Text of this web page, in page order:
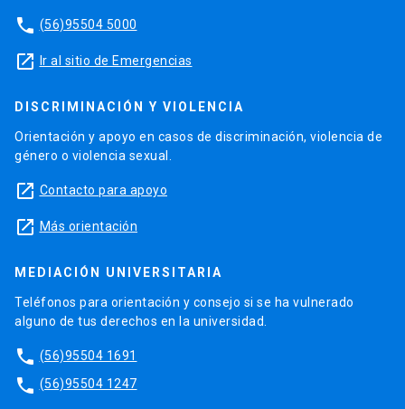
phone (56)95504 5000
launch Ir al sitio de Emergencias
DISCRIMINACIÓN Y VIOLENCIA
Orientación y apoyo en casos de discriminación, violencia de
género o violencia sexual.
launch Contacto para apoyo
launch Más orientación
MEDIACIÓN UNIVERSITARIA
Teléfonos para orientación y consejo si se ha vulnerado
alguno de tus derechos en la universidad.
phone (56)95504 1691
phone (56)95504 1247